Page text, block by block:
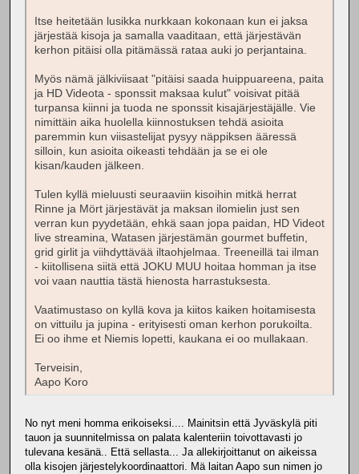
Itse heitetään lusikka nurkkaan kokonaan kun ei jaksa
järjestää kisoja ja samalla vaaditaan, että järjestävän
kerhon pitäisi olla pitämässä rataa auki jo perjantaina.
Myös nämä jälkiviisaat "pitäisi saada huippuareena, paita
ja HD Videota - sponssit maksaa kulut" voisivat pitää
turpansa kiinni ja tuoda ne sponssit kisajärjestäjälle. Vie
nimittäin aika huolella kiinnostuksen tehdä asioita
paremmin kun viisastelijat pysyy näppiksen ääressä
silloin, kun asioita oikeasti tehdään ja se ei ole
kisan/kauden jälkeen.
Tulen kyllä mieluusti seuraaviin kisoihin mitkä herrat
Rinne ja Mört järjestävät ja maksan ilomielin just sen
verran kun pyydetään, ehkä saan jopa paidan, HD Videot
live streamina, Watasen järjestämän gourmet buffetin,
grid girlit ja viihdyttävää iltaohjelmaa. Treeneillä tai ilman
- kiitollisena siitä että JOKU MUU hoitaa homman ja itse
voi vaan nauttia tästä hienosta harrastuksesta.
Vaatimustaso on kyllä kova ja kiitos kaiken hoitamisesta
on vittuilu ja jupina - erityisesti oman kerhon porukoilta.
Ei oo ihme et Niemis lopetti, kaukana ei oo mullakaan.
Terveisin,
Aapo Koro
No nyt meni homma erikoiseksi.... Mainitsin että Jyväskylä piti
tauon ja suunnitelmissa on palata kalenteriin toivottavasti jo
tulevana kesänä.. Että sellasta... Ja allekirjoittanut on aikeissa
olla kisojen järjestelykoordinaattori. Mä laitan Aapo sun nimen jo